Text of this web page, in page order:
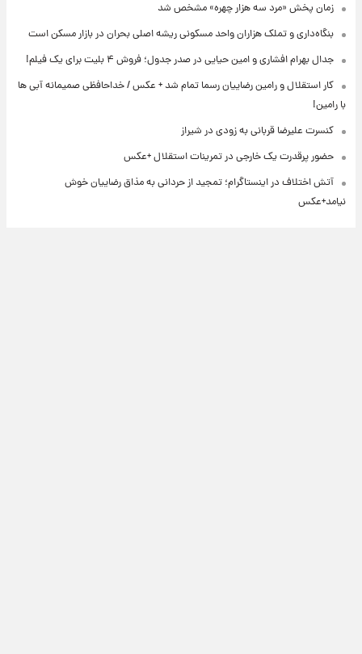
زمان پخش «مرد سه هزار چهره» مشخص شد
بنگاه‌داری و تملک هزاران واحد مسکونی ریشه اصلی بحران در بازار مسکن است
جدال بهرام افشاری و امین حیایی در صدر جدول؛ فروش ۴ بلیت برای یک فیلم!
کار استقلال و رامین رضاییان رسما تمام شد + عکس / خداحافظی صمیمانه آبی ها
با رامین!
کنسرت علیرضا قربانی به زودی در شیراز
حضور پرقدرت یک خارجی در تمرینات استقلال +عکس
آتش اختلاف در اینستاگرام؛ تمجید از حردانی به مذاق رضاییان خوش
نیامد+عکس